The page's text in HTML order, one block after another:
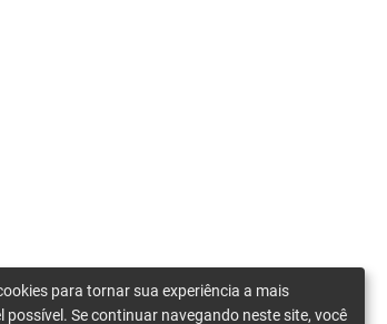
para tornar sua experiência a mais
possível. Se continuar navegando neste site, você